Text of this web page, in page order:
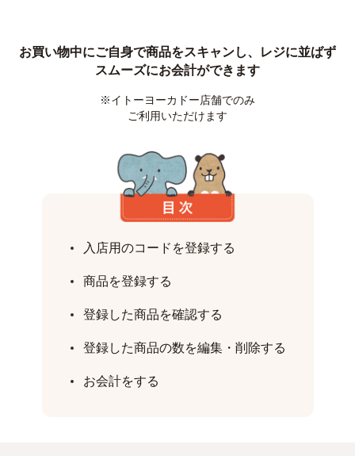
お買い物中にご自身で商品をスキャンし、レジに並ばず
スムーズにお会計ができます
※イトーヨーカドー店舗でのみ
ご利用いただけます
入店用のコードを登録する
商品を登録する
登録した商品を確認する
登録した商品の数を編集・削除する
お会計をする